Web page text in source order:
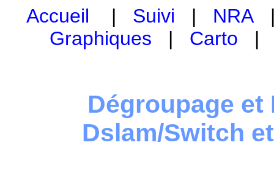
Accueil | Suivi | NRA
Graphiques | Carto
Dégroupage et
Dslam/Switch